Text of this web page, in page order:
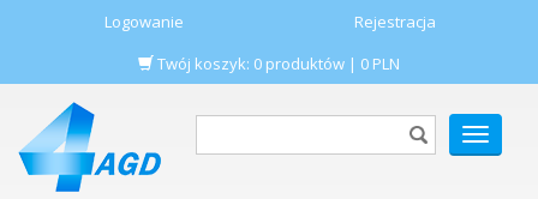
Logowanie
Rejestracja
Twój koszyk: 0 produktów | 0 PLN
POKAŻ
MENU